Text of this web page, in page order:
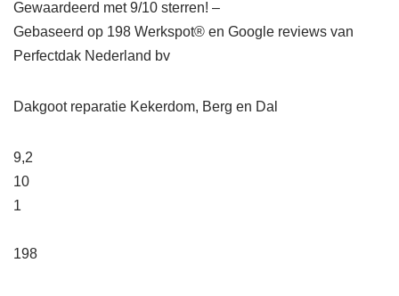
Gewaardeerd met 9/10 sterren! –
Gebaseerd op 198 Werkspot® en Google reviews van
Perfectdak Nederland bv
Dakgoot reparatie Kekerdom, Berg en Dal
9,2
10
1
198